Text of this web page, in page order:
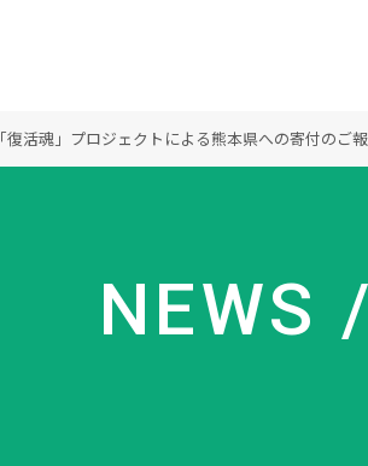
創業の想い 顧問
コ
ディーラーの社会貢献活動
オーガニックへのこだわり
「復活魂」プロジェクトによる熊本県への寄付のご
NEWS